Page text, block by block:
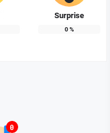
Surprise
0%
0